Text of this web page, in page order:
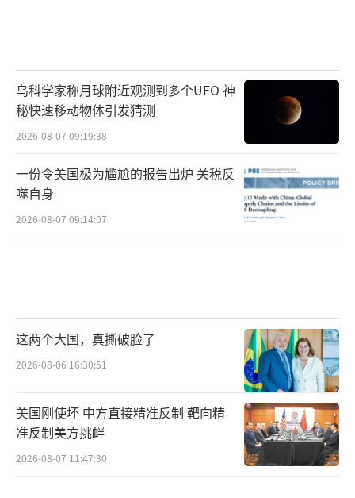
乌科学家称月球附近观测到多个UFO 神
秘快速移动物体引发猜测
2026-08-07 09:19:38
一份令美国极为尴尬的报告出炉 关税反
噬自身
2026-08-07 09:14:07
这两个大国，真撕破脸了
2026-08-06 16:30:51
美国刚使坏 中方直接精准反制 靶向精
准反制美方挑衅
2026-08-07 11:47:30